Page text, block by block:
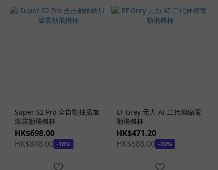
Super S2 Pro 全自動抽插加
溫震動飛機杯
HK$698.00
HK$848.00 -18%
EF Grey 元力 AI 二代伸縮電
動飛機杯
HK$471.20
HK$588.00 -20%